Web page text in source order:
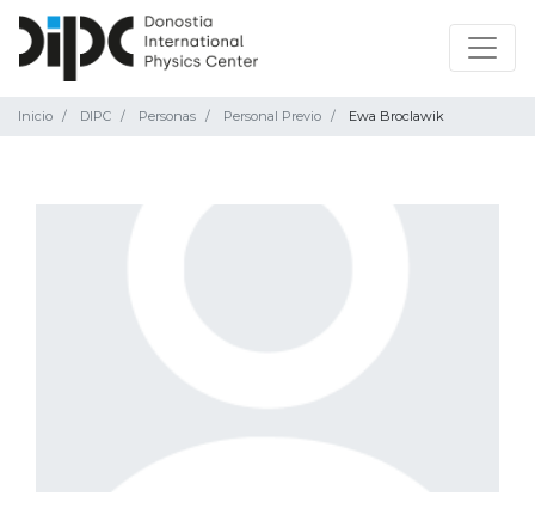
Inicio DIPC Personas Personal Previo Ewa Broclawik